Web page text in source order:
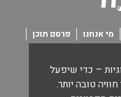
– כדי שיפעל
טובה יותר.
מי אנחנו
פרסם תוכן
- חדשות מאנשים